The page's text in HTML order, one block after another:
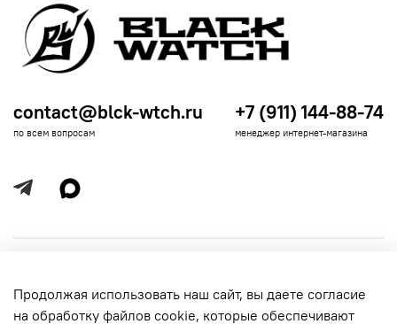
Информация для покупателей
contact@blck-wtch.ru
по всем вопросам
+7 (911) 144-88-74
менеджер интернет-магазина
Продолжая использовать наш сайт, вы даете согласие
на обработку файлов cookie, которые обеспечивают
обработки